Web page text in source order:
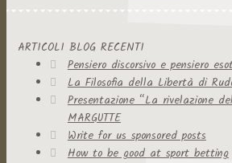
ARTICOLI BLOG RECENTI
Pensiero discorsivo e pensiero
La Filosofia della Libertà di
Presentazione “La rivelazione
MARGUTTE
Write for us sponsored posts
How to be good at sport betting